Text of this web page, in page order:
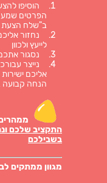
הוסיפו
הפרטים
ב"שלח הצעת
נחזור
לייעץ ולכוון
נסגור
נייצר
אליכם
הנחה קבועה
התקציב שלכם
בשבילכם
מגוון ממתקים